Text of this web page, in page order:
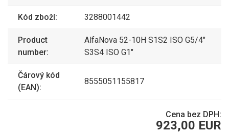
Kód zboží: 3288001442
Product
number:
AlfaNova 52-10H S1S2 ISO G5/4"
S3S4 ISO G1"
Čárový kód
(EAN):
8555051155817
Cena bez DPH:
923,00 EUR